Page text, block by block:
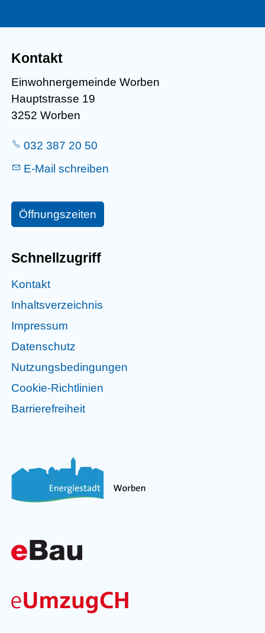
Kontakt
Einwohnergemeinde Worben
Hauptstrasse 19
3252 Worben
032 387 20 50
E-Mail schreiben
Öffnungszeiten
Schnellzugriff
Kontakt
Inhaltsverzeichnis
Impressum
Datenschutz
Nutzungsbedingungen
Cookie-Richtlinien
Barrierefreiheit